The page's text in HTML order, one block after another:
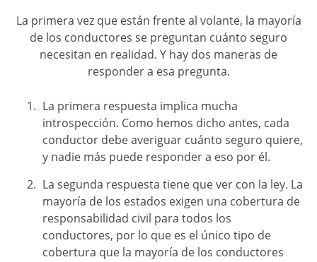
La primera vez que están frente al volante, la mayoría
de los conductores se preguntan cuánto seguro
necesitan en realidad. Y hay dos maneras de
responder a esa pregunta.
La primera respuesta implica mucha
introspección. Como hemos dicho antes, cada
conductor debe averiguar cuánto seguro quiere,
y nadie más puede responder a eso por él.
La segunda respuesta tiene que ver con la ley. La
mayoría de los estados exigen una cobertura de
responsabilidad civil para todos los
conductores, por lo que es el único tipo de
cobertura que la mayoría de los conductores